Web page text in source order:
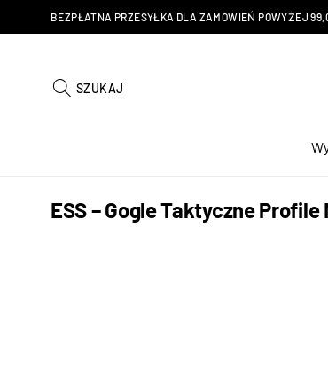
BEZPŁATNA PRZESYŁKA DLA ZAMÓWIEŃ POWYŻEJ
SZUKAJ
ESS – Gogle Taktyczne